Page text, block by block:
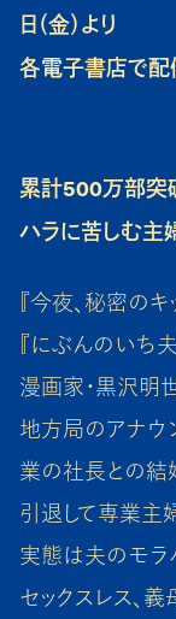
日（金）より
各電子書店で配
累計500万部突
ハラに苦しむ主
『今夜、秘密の
『にぶんのいち
漫画家・黒沢明
地方局のアナウ
業の社長との結
引退して専業主
実態は夫のモラ
セックスレス、